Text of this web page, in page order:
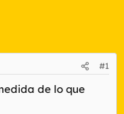
#1
de lo que